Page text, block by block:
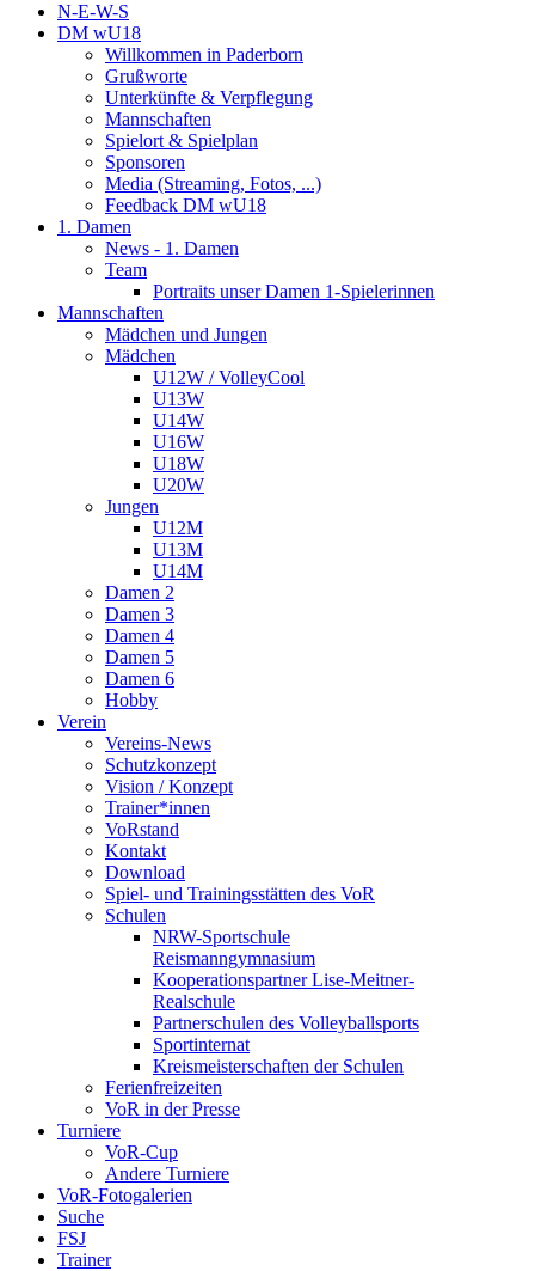
N-E-W-S
DM wU18
Willkommen in Paderborn
Grußworte
Unterkünfte & Verpflegung
Mannschaften
Spielort & Spielplan
Sponsoren
Media (Streaming, Fotos, ...)
Feedback DM wU18
1. Damen
News - 1. Damen
Team
Portraits unser Damen 1-Spielerinnen
Mannschaften
Mädchen und Jungen
Mädchen
U12W / VolleyCool
U13W
U14W
U16W
U18W
U20W
Jungen
U12M
U13M
U14M
Damen 2
Damen 3
Damen 4
Damen 5
Damen 6
Hobby
Verein
Vereins-News
Schutzkonzept
Vision / Konzept
Trainer*innen
VoRstand
Kontakt
Download
Spiel- und Trainingsstätten des VoR
Schulen
NRW-Sportschule
Reismanngymnasium
Kooperationspartner Lise-Meitner-
Realschule
Partnerschulen des Volleyballsports
Sportinternat
Kreismeisterschaften der Schulen
Ferienfreizeiten
VoR in der Presse
Turniere
VoR-Cup
Andere Turniere
VoR-Fotogalerien
Suche
FSJ
Trainer